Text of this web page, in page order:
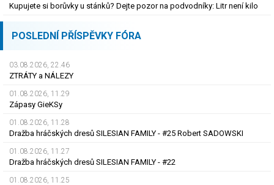
Kupujete si borůvky u stánků? Dejte pozor na podvodníky: Litr není kilo
POSLEDNÍ PŘÍSPĚVKY FÓRA
03.08.2026, 22.46
ZTRÁTY a NÁLEZY
01.08.2026, 11.29
Zápasy GieKSy
01.08.2026, 11.28
Dražba hráčských dresů SILESIAN FAMILY - #25 Robert SADOWSKI
01.08.2026, 11.27
Dražba hráčských dresů SILESIAN FAMILY - #22
01.08.2026, 11.25